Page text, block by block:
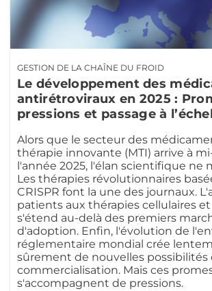
GESTION DE LA CHAÎNE DU FROID
Le développement des
antirétroviraux en 2025 :
pressions et passage à
Alors que le secteur des
thérapie innovante (MTI) arrive à
l'année 2025, l'élan scientifique ne
Les thérapies révolutionnaires
CRISPR font la une des journaux.
patients aux thérapies cellulaires
s'étend au-delà des premiers
d'adoption. Enfin, l'évolution de
réglementaire mondial crée
sûrement de nouvelles possibilités
commercialisation. Mais ces
s'accompagnent de pressions.